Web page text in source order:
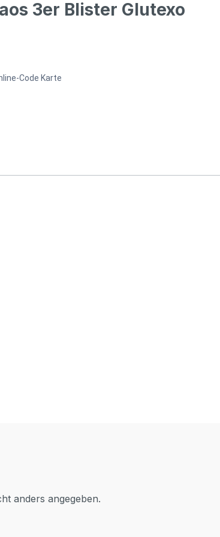
3er Blister Glutexo
Code Karte
anders angegeben.